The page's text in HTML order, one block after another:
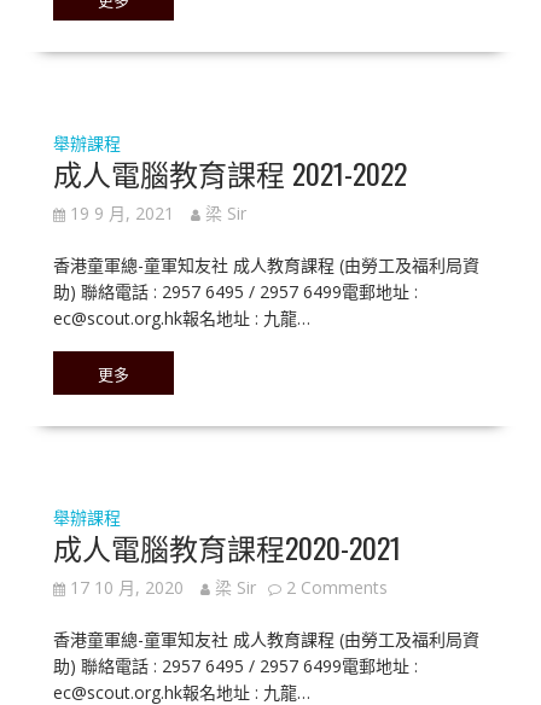
舉辦課程
成人電腦教育課程 2021-2022
19 9 月, 2021 梁 Sir
香港童軍總-童軍知友社 成人教育課程 (由勞工及福利局資
助) 聯絡電話 : 2957 6495 / 2957 6499電郵地址 :
ec@scout.org.hk報名地址 : 九龍…
更多
舉辦課程
成人電腦教育課程2020-2021
17 10 月, 2020 梁 Sir 2 Comments
香港童軍總-童軍知友社 成人教育課程 (由勞工及福利局資
助) 聯絡電話 : 2957 6495 / 2957 6499電郵地址 :
ec@scout.org.hk報名地址 : 九龍…